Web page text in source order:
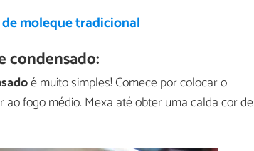
de moleque tradicional
condensado:
é muito simples! Comece por colocar o
fogo médio. Mexa até obter uma calda cor de